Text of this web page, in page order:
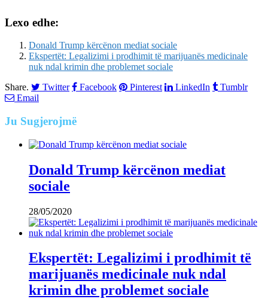
Lexo edhe:
Donald Trump kërcënon mediat sociale
Ekspertët: Legalizimi i prodhimit të marijuanës medicinale
nuk ndal krimin dhe problemet sociale
Share.
Twitter Facebook Pinterest LinkedIn
Tumblr
Email
Ju Sugjerojmë
Donald Trump kërcënon mediat
sociale
28/05/2020
Ekspertët: Legalizimi i prodhimit të
marijuanës medicinale nuk ndal
krimin dhe problemet sociale